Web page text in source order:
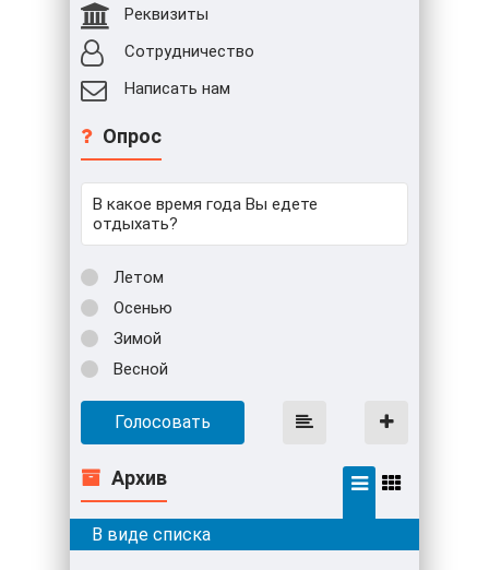
Реквизиты
Сотрудничество
Написать нам
Опрос
В какое время года Вы едете
отдыхать?
Летом
Осенью
Зимой
Весной
Голосовать
Архив